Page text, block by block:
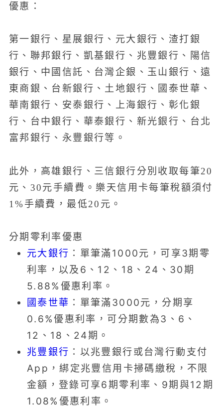
優惠：
第一銀行、星展銀行、元大銀行、渣打銀
行、聯邦銀行、凱基銀行、兆豐銀行、陽信
銀行、中國信託、台灣企銀、玉山銀行、遠
東商銀、台新銀行、土地銀行、國泰世華、
華南銀行、安泰銀行、上海銀行、彰化銀
行、台中銀行、華泰銀行、新光銀行、台北
富邦銀行、永豐銀行等。
此外，高雄銀行、三信銀行分別收取每筆20
元、30元手續費。樂天信用卡每筆稅額須付
1%手續費，最低20元。
分期零利率優惠
元大銀行 ：單筆滿1000元，可享3期零
利率，以及6、12、18、24、30期
5.88%優惠利率。
國泰世華 ：單筆滿3000元，分期享
0.6%優惠利率，可分期數為3、6、
12、18、24期。
兆豐銀行 ：以兆豐銀行或台灣行動支付
App，綁定兆豐信用卡掃碼繳稅，不限
金額，登錄可享6期零利率、9期與12期
1.08%優惠利率。